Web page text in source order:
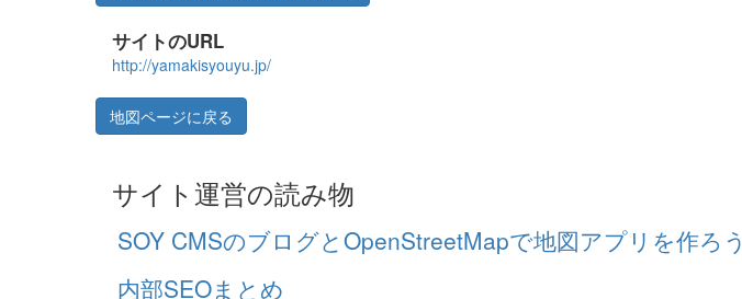
サイトのURL
http://yamakisyouyu.jp/
地図ページに戻る
サイト運営の読み物
SOY CMSのブログとOpenStreetMapで地図アプリを作ろう
内部SEOまとめ